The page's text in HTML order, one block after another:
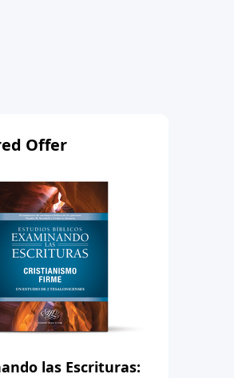
Offer
las Escrituras: